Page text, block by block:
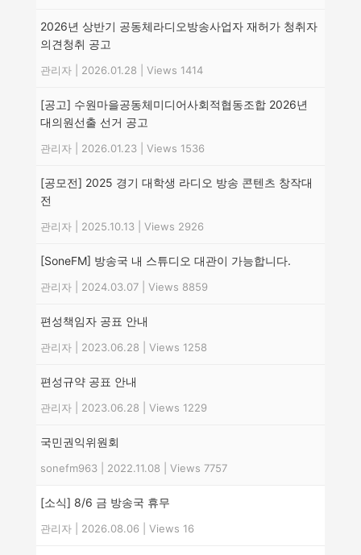
2026년 상반기 공동체라디오방송사업자 재허가 청취자
의견청취 공고
관리자 2026.01.28 Views 1414
[공고] 수원마을공동체미디어사회적협동조합 2026년
대의원선출 선거 공고
관리자 2026.01.23 Views 1536
[공모전] 2025 경기 대학생 라디오 방송 콘텐츠 창작대
전
관리자 2025.10.13 Views 2926
[SoneFM] 방송국 내 스튜디오 대관이 가능합니다.
관리자 2024.03.07 Views 8859
편성책임자 공표 안내
관리자 2023.06.28 Views 1258
편성규약 공표 안내
관리자 2023.06.28 Views 1229
국민권익위원회
sonefm963 2022.11.08 Views 7757
[소식] 8/6 금 방송국 휴무
관리자 2026.08.06 Views 16